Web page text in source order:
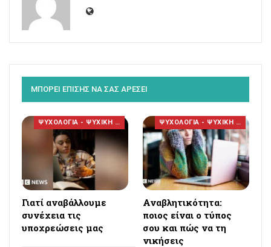
ΜΠΟΡΕΙ ΕΠΙΣΗΣ ΝΑ ΣΑΣ ΑΡΕΣΕΙ
ΨΥΧΟΛΟΓΙΑ - ΨΥΧΙΚΗ ΥΓΕΙΑ
Γιατί αναβάλλουμε
συνέχεια τις
υποχρεώσεις μας
ΨΥΧΟΛΟΓΙΑ - ΨΥΧΙΚΗ ΥΓΕΙΑ
Αναβλητικότητα:
ποιος είναι ο τύπος
σου και πώς να τη
νικήσεις